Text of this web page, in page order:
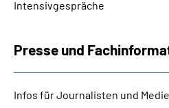
Intensivgespräche
Presse und
Infos für Journalisten und